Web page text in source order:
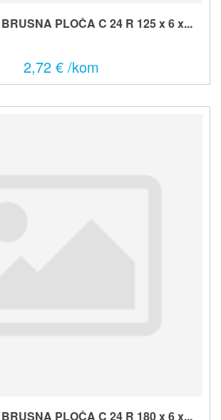
PLOČA C 24 R 125 x 6 x...
2,72 € /kom
PLOČA C 24 R 180 x 6 x...